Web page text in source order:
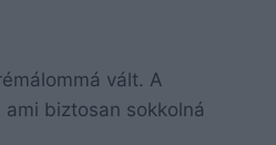
vált. A
biztosan sokkolná